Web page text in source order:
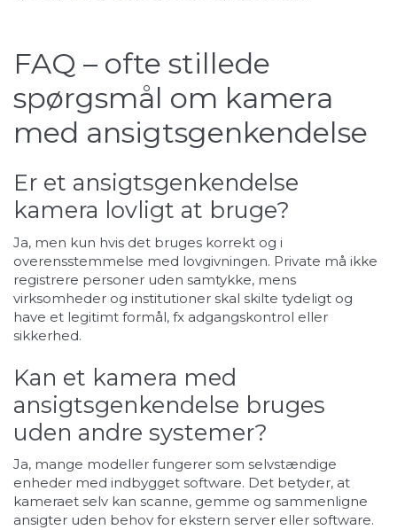
FAQ – ofte stillede
spørgsmål om kamera
med ansigtsgenkendelse
Er et ansigtsgenkendelse
kamera lovligt at bruge?
Ja, men kun hvis det bruges korrekt og i
overensstemmelse med lovgivningen. Private må ikke
registrere personer uden samtykke, mens
virksomheder og institutioner skal skilte tydeligt og
have et legitimt formål, fx adgangskontrol eller
sikkerhed.
Kan et kamera med
ansigtsgenkendelse bruges
uden andre systemer?
Ja, mange modeller fungerer som selvstændige
enheder med indbygget software. Det betyder, at
kameraet selv kan scanne, gemme og sammenligne
ansigter uden behov for ekstern server eller software.